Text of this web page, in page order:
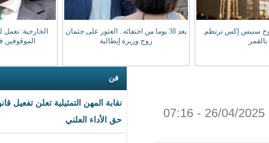
بعد 38 يوما من اختفائه.. العثور على جثمان
الخارجية: نعمل لضمان عودة مواطنينا
الموقوفين في مالي سالمين
نقابة المهن التمثيلية تعلن تفعيل قانون
حق الأداء العلني